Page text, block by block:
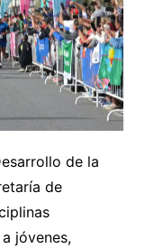
de la
de
jóvenes,